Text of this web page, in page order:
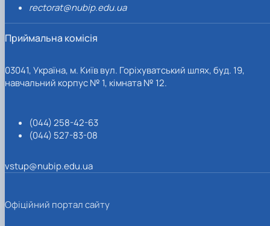
rectorat@nubip.edu.ua
Приймальна комісія
03041, Україна, м. Київ вул. Горіхуватський шлях, буд. 19,
навчальний корпус № 1, кімната № 12.
(044) 258-42-63
(044) 527-83-08
vstup@nubip.edu.ua
Офіційний портал сайту